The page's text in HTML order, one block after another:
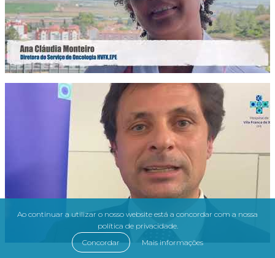
Ao continuar a utilizar o nosso website está a concordar com a nossa
política de privacidade.
Concordar
Mais informações